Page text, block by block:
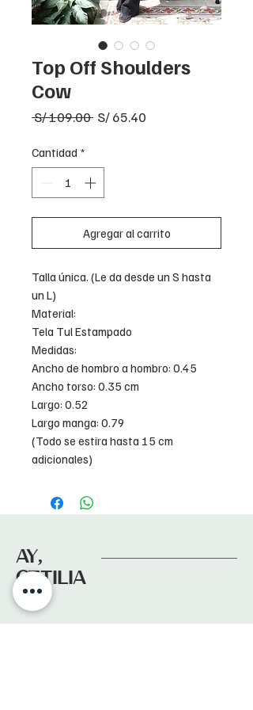
Top Off Shoulders
Cow
S/ 109.00 Precio
S/ 65.40
Cantidad *
Agregar al carrito
Talla única. (Le da desde un S hasta
un L)
Material:
Tela Tul Estampado
Medidas:
Ancho de hombro a hombro: 0.45
Ancho torso: 0.35 cm
Largo: 0.52
Largo manga: 0.79
(Todo se estira hasta 15 cm
adicionales)
AY,
OTTILIA